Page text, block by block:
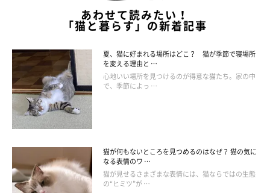
ねこのきもち投稿写真ギャラリー
ここからは、「ねこのきもちアプリ」に投稿された、猫たちが水
を飲むかわいい姿をご紹介しましょう。
最初にご紹介するのは、黒のくろすけくんです。
豪快に頭から水をかぶっていますが、そんなことはお構いなし
に、下に流れる水を飲んでいる姿は愛しさを感じてしまいます
あわせて読みたい！
「猫と暮らす」の新着記事
夏、猫に好まれる場所はどこ？ 猫が季節で寝場所
を変える理由と …
心地いい場所を見つけるのが得意な猫たち。家の中
で、季節によっ …
猫が何もないところを見つめるのはなぜ？ 猫の気に
なる表情のワ …
猫が見せるさまざまな表情には、猫ならではの生態
の“ヒミツ”が …